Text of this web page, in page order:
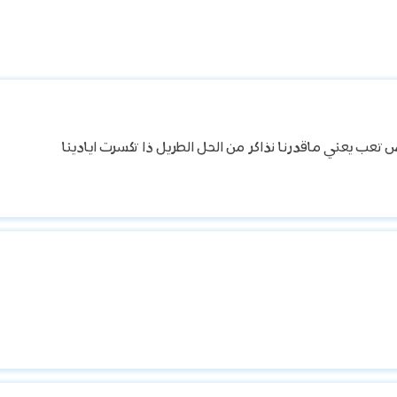
يعني ماقدرنا نذاكر من الحل الطريل ذا تكسرت ايادينا